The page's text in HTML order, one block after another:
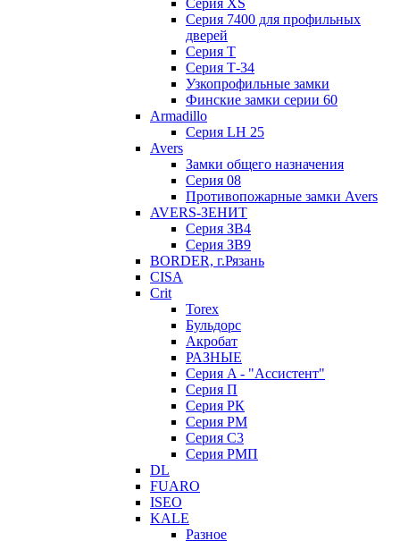
Серия XS
Серия 7400 для профильных
дверей
Серия Т
Серия Т-34
Узкопрофильные замки
Финские замки серии 60
Armadillo
Серия LH 25
Avers
Замки общего назначения
Серия 08
Противопожарные замки Avers
AVERS-ЗЕНИТ
Серия ЗВ4
Серия ЗВ9
BORDER, г.Рязань
CISA
Crit
Torex
Бульдорс
Акробат
РАЗНЫЕ
Серия A - "Ассистент"
Серия П
Серия РК
Серия РМ
Серия С3
Серия РМП
DL
FUARO
ISEO
KALE
Разное